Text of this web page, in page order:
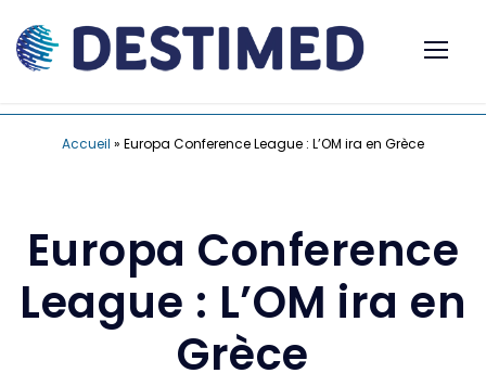
Accueil » Europa Conference League : L’OM ira en Grèce
Europa Conference
League : L’OM ira en
Grèce